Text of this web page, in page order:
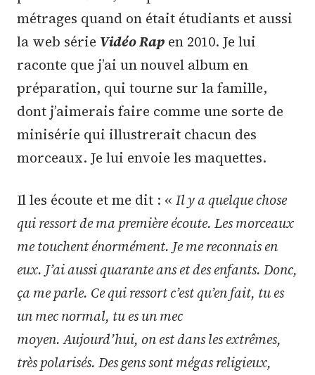
métrages quand on était étudiants et aussi
la web série Vidéo Rap en 2010. Je lui
raconte que j’ai un nouvel album en
préparation, qui tourne sur la famille,
dont j’aimerais faire comme une sorte de
minisérie qui illustrerait chacun des
morceaux. Je lui envoie les maquettes.
Il les écoute et me dit : « Il y a quelque chose
qui ressort de ma première écoute. Les morceaux
me touchent énormément. Je me reconnais en
eux. J’ai aussi quarante ans et des enfants. Donc,
ça me parle. Ce qui ressort c’est qu’en fait, tu es
un mec normal, tu es un mec
moyen. Aujourd’hui, on est dans les extrêmes,
très polarisés. Des gens sont mégas religieux,